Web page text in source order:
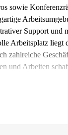
sowie
Support und
Arbeitsplatz liegt
zahlreiche
und Arbeiten